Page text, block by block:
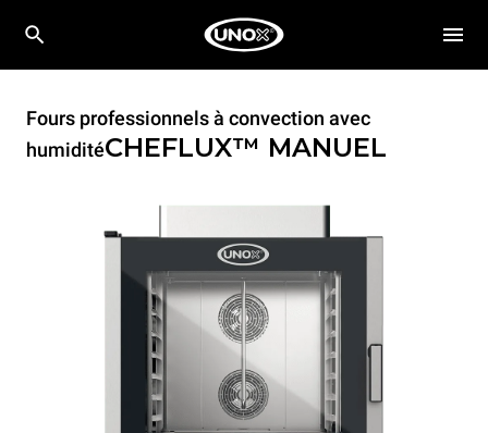
Fours professionnels à convection avec
humiditéCHEFLUX™ MANUEL